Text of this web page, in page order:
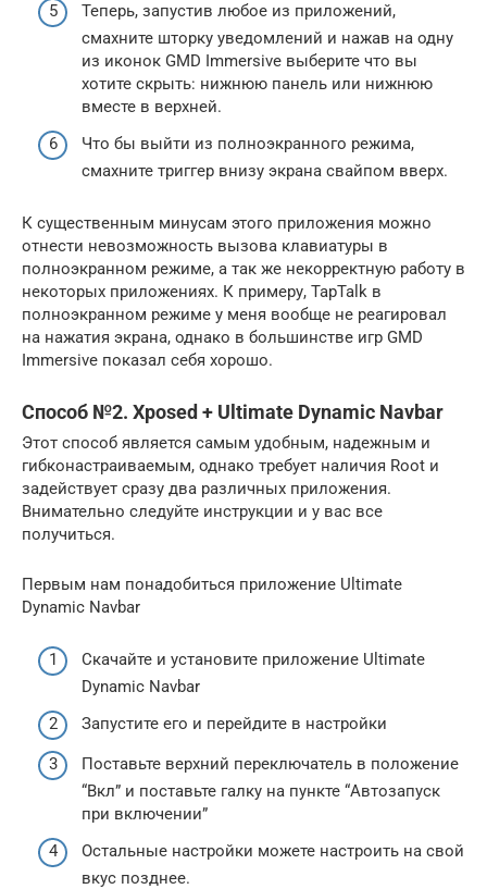
Теперь, запустив любое из приложений,
смахните шторку уведомлений и нажав на одну
из иконок GMD Immersive выберите что вы
хотите скрыть: нижнюю панель или нижнюю
вместе в верхней.
Что бы выйти из полноэкранного режима,
смахните триггер внизу экрана свайпом вверх.
К существенным минусам этого приложения можно
отнести невозможность вызова клавиатуры в
полноэкранном режиме, а так же некорректную работу в
некоторых приложениях. К примеру, TapTalk в
полноэкранном режиме у меня вообще не реагировал
на нажатия экрана, однако в большинстве игр GMD
Immersive показал себя хорошо.
Способ №2. Xposed + Ultimate Dynamic Navbar
Этот способ является самым удобным, надежным и
гибконастраиваемым, однако требует наличия Root и
задействует сразу два различных приложения.
Внимательно следуйте инструкции и у вас все
получиться.
Первым нам понадобиться приложение Ultimate
Dynamic Navbar
Скачайте и установите приложение Ultimate
Dynamic Navbar
Запустите его и перейдите в настройки
Поставьте верхний переключатель в положение
“Вкл” и поставьте галку на пункте “Автозапуск
при включении”
Остальные настройки можете настроить на свой
вкус позднее.